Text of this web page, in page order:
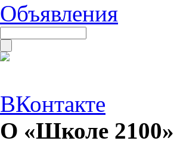
Объявления
ВКонтакте
О «Школе 2100»